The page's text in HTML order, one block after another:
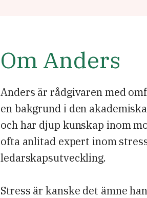
Om Anders
Anders är rådgivaren med
en bakgrund i den
och har djup kunskap inom
ofta anlitad expert inom
ledarskapsutveckling.
Stress är kanske det ämne